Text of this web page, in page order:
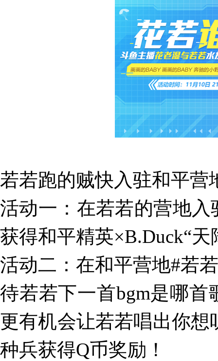
若若跑的贼快入驻和平营
活动一：在若若的营地
获得和平精英×B.Duck“
活动二：在和平营地#若
待若若下一首bgm是哪
更有机会让若若唱出你
种兵获得Q币奖励！